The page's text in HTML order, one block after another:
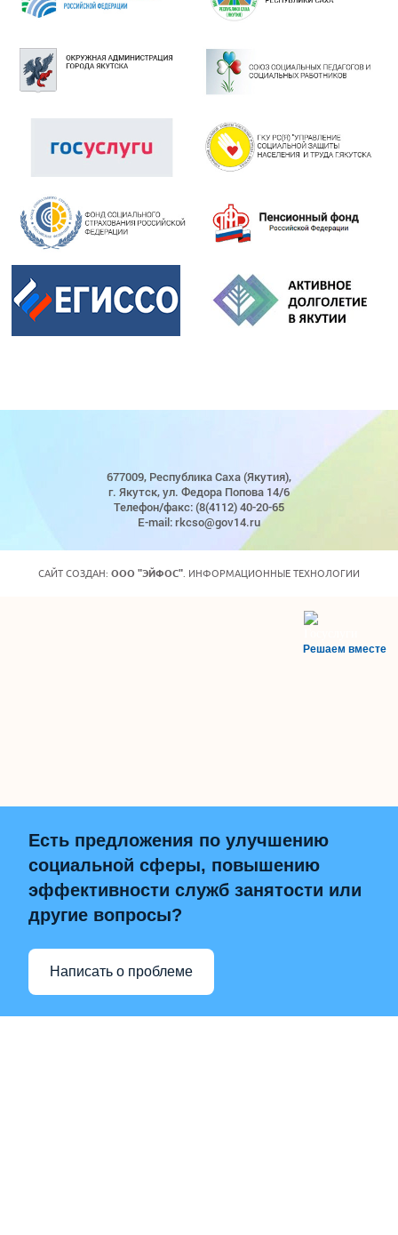
677009, Республика Саха (Якутия),
г. Якутск, ул. Федора Попова 14/6
Телефон/факс: (8(4112) 40-20-65
E-mail: rkcso@gov14.ru
САЙТ СОЗДАН: ООО "ЭЙФОС" . ИНФОРМАЦИОННЫЕ ТЕХНОЛОГИИ
Решаем вместе
Есть предложения по улучшению
социальной сферы, повышению
эффективности служб занятости или
другие вопросы?
Написать о проблеме